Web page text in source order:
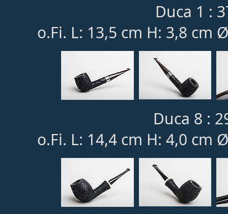
Duca 1 :
o.Fi. L: 13,5 cm H: 3,8 cm
Duca 8 :
o.Fi. L: 14,4 cm H: 4,0 cm